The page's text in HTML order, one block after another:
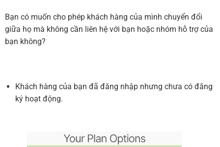
Bạn có muốn cho phép khách hàng của mình chuyển đổi
giữa họ mà không cần liên hệ với bạn hoặc nhóm hỗ trợ của
bạn không?
Khách hàng của bạn đã đăng nhập nhưng chưa có đăng
ký hoạt động.